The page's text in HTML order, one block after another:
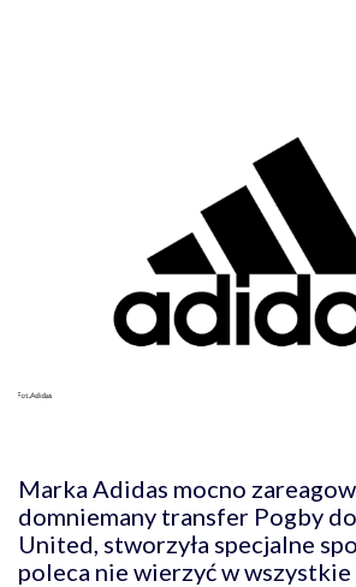
Marka Adidas mocno
domniemany transfer Pogby
United, stworzyła specjalne
poleca nie wierzyć w